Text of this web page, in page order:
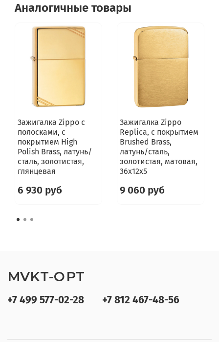
Аналогичные товары
Зажигалка Zippo с
полосками, с
покрытием High
Polish Brass, латунь/
сталь, золотистая,
глянцевая
6 930 руб
Зажигалка Zippo
Replica, с покрытием
Brushed Brass,
латунь/сталь,
золотистая, матовая,
36x12x5
9 060 руб
+7 499 577-02-28 +7 812 467-48-56
MVKT-OPT